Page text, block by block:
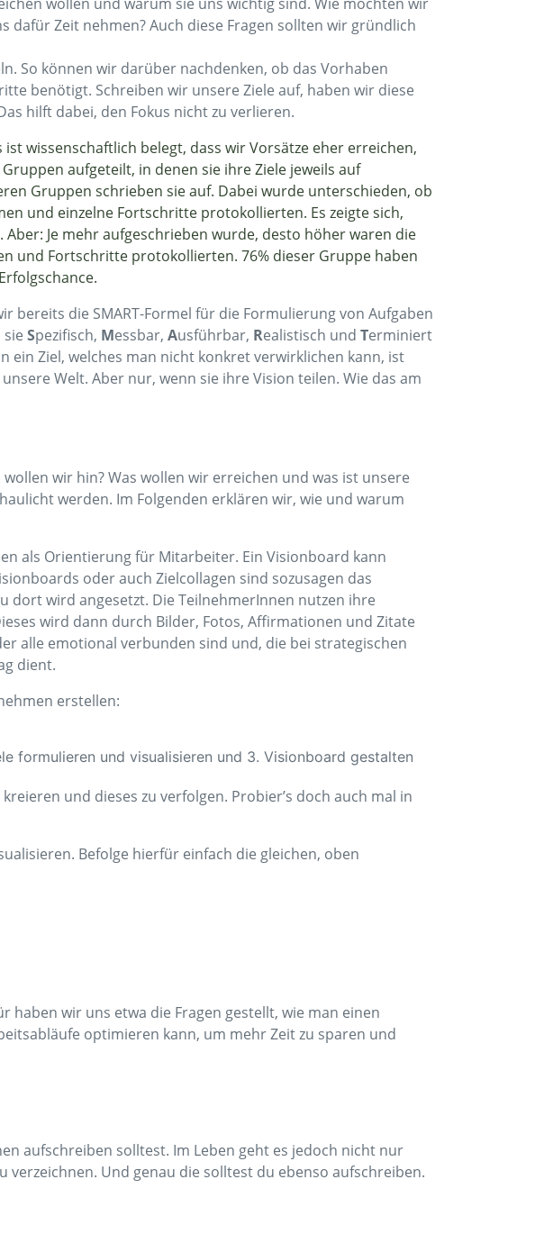
dafür Zeit nehmen? Auch diese Fragen sollten wir gründlich
So können wir darüber nachdenken, ob das Vorhaben
benötigt. Schreiben wir unsere Ziele auf, haben wir diese
hilft dabei, den Fokus nicht zu verlieren.
wissenschaftlich belegt, dass wir Vorsätze eher erreichen,
aufgeteilt, in denen sie ihre Ziele jeweils auf
Gruppen schrieben sie auf. Dabei wurde unterschieden, ob
und einzelne Fortschritte protokollierten. Es zeigte sich,
Je mehr aufgeschrieben wurde, desto höher waren die
und Fortschritte protokollierten. 76% dieser Gruppe haben
bereits die SMART-Formel für die Formulierung von Aufgaben
Spezifisch, Messbar, Ausführbar, Realistisch und Terminiert
Ziel, welches man nicht konkret verwirklichen kann, ist
Welt. Aber nur, wenn sie ihre Vision teilen. Wie das am
wir hin? Was wollen wir erreichen und was ist unsere
werden. Im Folgenden erklären wir, wie und warum
als Orientierung für Mitarbeiter. Ein Visionboard kann
oder auch Zielcollagen sind sozusagen das
dort wird angesetzt. Die TeilnehmerInnen nutzen ihre
wird dann durch Bilder, Fotos, Affirmationen und Zitate
alle emotional verbunden sind und, die bei strategischen
dient.
erstellen:
und dieses zu verfolgen. Probier’s doch auch mal in
Befolge hierfür einfach die gleichen, oben
haben wir uns etwa die Fragen gestellt, wie man einen
optimieren kann, um mehr Zeit zu sparen und
aufschreiben solltest. Im Leben geht es jedoch nicht nur
verzeichnen. Und genau die solltest du ebenso aufschreiben.